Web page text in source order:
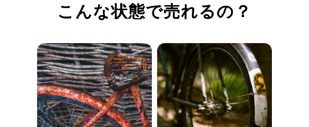
こんな状態で売れるの？